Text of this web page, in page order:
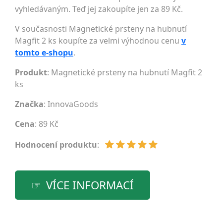
vyhledávaným. Teď jej zakoupíte jen za 89 Kč.
V současnosti Magnetické prsteny na hubnutí
Magfit 2 ks koupíte za velmi výhodnou cenu v
tomto e-shopu.
Produkt: Magnetické prsteny na hubnutí Magfit 2
ks
Značka: InnovaGoods
Cena: 89 Kč
Hodnocení produktu:
VÍCE INFORMACÍ